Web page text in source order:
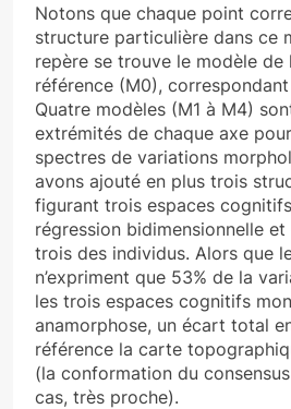
Notons que chaque point
structure particulière dans ce
repère se trouve le modèle
référence (M0),
Quatre modèles (M1 à M4)
extrémités de chaque axe
spectres de variations
avons ajouté en plus trois
figurant trois espaces
régression bidimensionnelle
trois des individus. Alors que
n’expriment que 53% de la
les trois espaces cognitifs
anamorphose, un écart total
référence la carte
(la conformation du
cas, très proche).